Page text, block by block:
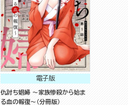
電子版
仇討ち娼婦 ～家族惨殺から始ま
る血の報復～（分冊版）